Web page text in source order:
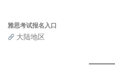
雅思考试报名入口
大陆地区